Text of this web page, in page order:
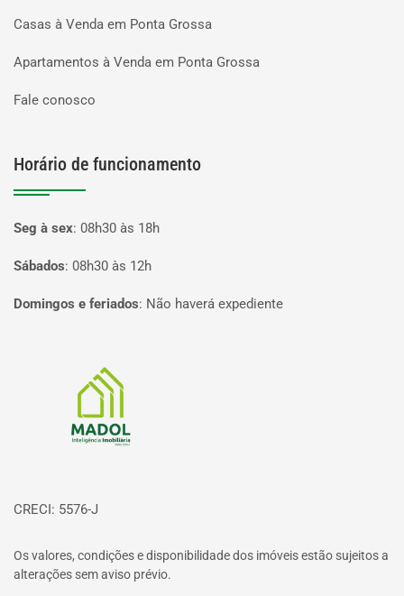
Casas à Venda em Ponta Grossa
Apartamentos à Venda em Ponta Grossa
Fale conosco
Horário de funcionamento
Seg à sex: 08h30 às 18h
Sábados: 08h30 às 12h
Domingos e feriados: Não haverá expediente
CRECI: 5576-J
Os valores, condições e disponibilidade dos imóveis estão sujeitos a
alterações sem aviso prévio.